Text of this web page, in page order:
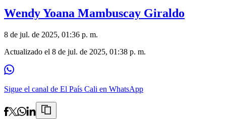
Wendy Yoana Mambuscay Giraldo
8 de jul. de 2025, 01:36 p. m.
Actualizado el 8 de jul. de 2025, 01:38 p. m.
Sigue el canal de El País Cali en WhatsApp